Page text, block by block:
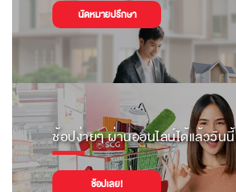
นัดหมายปรึกษา
ช้อปง่ายๆ ผ่านออนไลน์ได้แล้ววันนี้
ช้อปเลย!